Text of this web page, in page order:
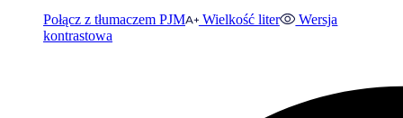
Połącz z tłumaczem PJM Wielkość liter
Wersja
kontrastowa